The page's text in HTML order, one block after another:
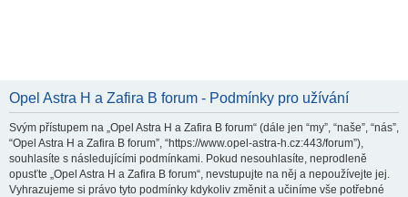
Opel Astra H a Zafira B forum - Podmínky pro užívání
Svým přístupem na „Opel Astra H a Zafira B forum“ (dále jen “my”, “naše”, “nás”,
“Opel Astra H a Zafira B forum”, “https://www.opel-astra-h.cz:443/forum”),
souhlasíte s následujícími podmínkami. Pokud nesouhlasíte, neprodleně
opusťte „Opel Astra H a Zafira B forum“, nevstupujte na něj a nepoužívejte jej.
Vyhrazujeme si právo tyto podmínky kdykoliv změnit a učiníme vše potřebné